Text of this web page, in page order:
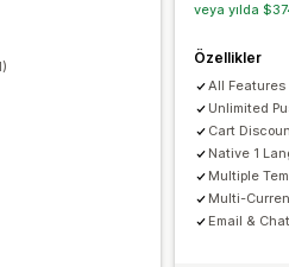
veya yılda
Özellikler
All Features
Unlimited
Cart
Native 1
Multiple
Multi-
Email &